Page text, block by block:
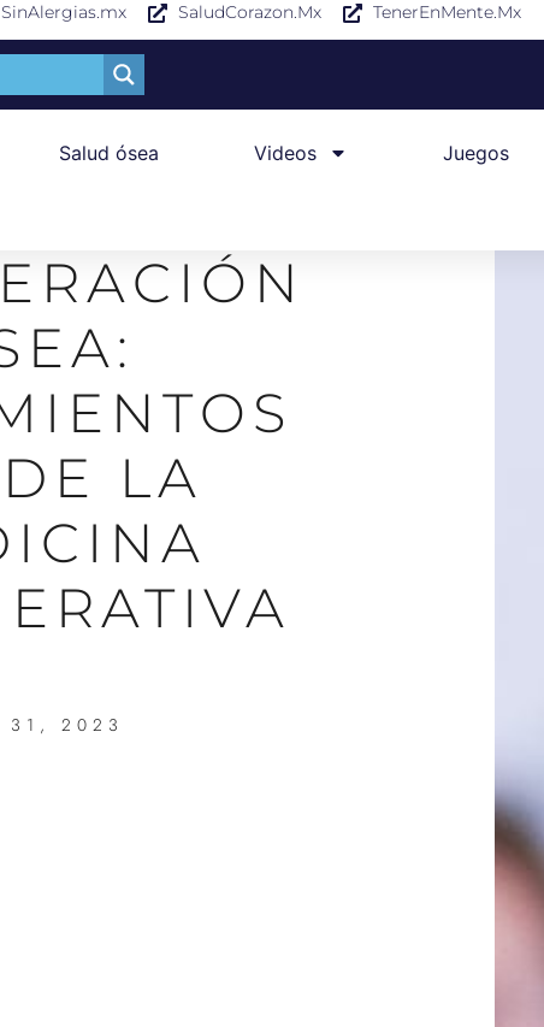
SinAlergias.mx SaludCorazon.Mx TenerEnMente.Mx
Salud ósea Videos Juegos
LA
31, 2023